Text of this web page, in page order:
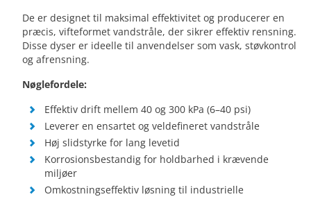
De er designet til maksimal effektivitet og producerer en
præcis, vifteformet vandstråle, der sikrer effektiv rensning.
Disse dyser er ideelle til anvendelser som vask, støvkontrol
og afrensning.
Nøglefordele:
Effektiv drift mellem 40 og 300 kPa (6–40 psi)
Leverer en ensartet og veldefineret vandstråle
Høj slidstyrke for lang levetid
Korrosionsbestandig for holdbarhed i krævende
miljøer
Omkostningseffektiv løsning til industrielle